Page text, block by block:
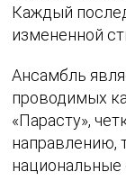
Каждый
измененной
Ансамбль
проводимых
«Парасту»,
направлению,